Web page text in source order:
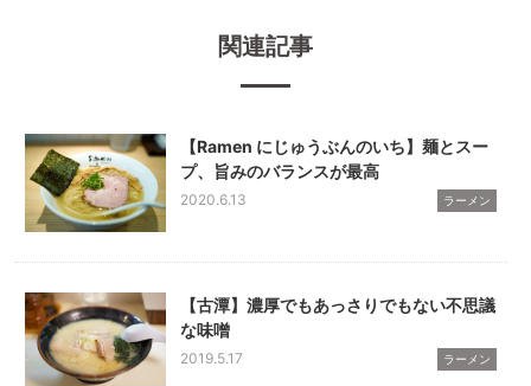
関連記事
【Ramen にじゅうぶんのいち】麺とスー
プ、旨みのバランスが最高
2020.6.13 ラーメン
【古潭】濃厚でもあっさりでもない不思議
な味噌
2019.5.17 ラーメン